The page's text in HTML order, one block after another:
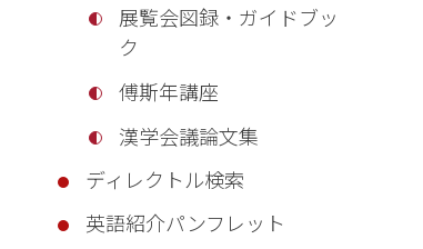
展覧会図録・ガイドブッ
ク
傅斯年講座
漢学会議論文集
ディレクトル検索
英語紹介パンフレット